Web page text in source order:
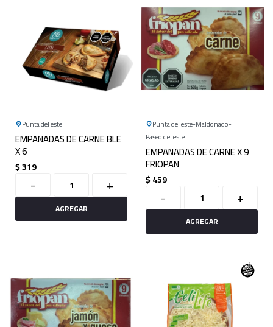
Punta del este
EMPANADAS DE CARNE BLE
X 6
$319
- +
Punta del este Maldonado
Paseo del este
EMPANADAS DE CARNE X 9
FRIOPAN
$459
- +